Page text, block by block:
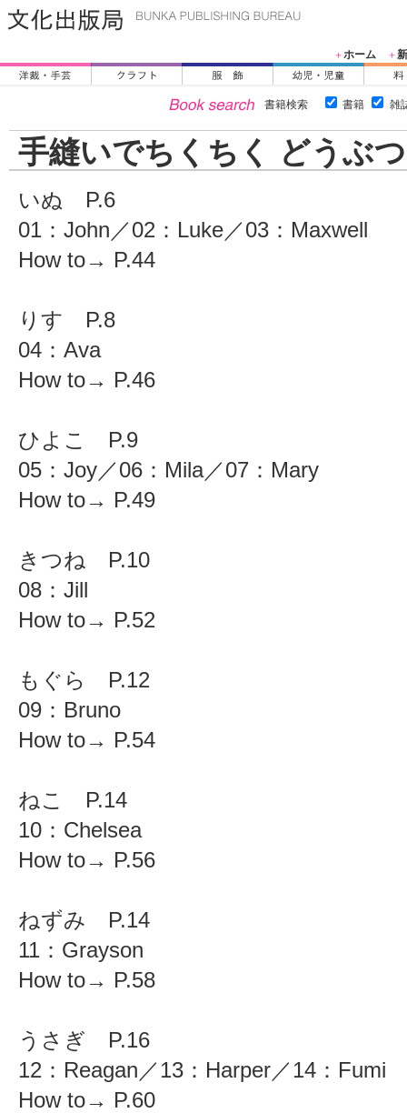
＋ホーム ＋
書籍検索 書籍 雑
手縫いでちくちく どうぶ
いぬ P.6
01：John／02：Luke／03：Maxwell
How to→ P.44
りす P.8
04：Ava
How to→ P.46
ひよこ P.9
05：Joy／06：Mila／07：Mary
How to→ P.49
きつね P.10
08：Jill
How to→ P.52
もぐら P.12
09：Bruno
How to→ P.54
ねこ P.14
10：Chelsea
How to→ P.56
ねずみ P.14
11：Grayson
How to→ P.58
うさぎ P.16
12：Reagan／13：Harper／14：Fumi
How to→ P.60